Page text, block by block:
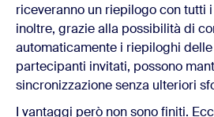
riceveranno un riepilogo con tutti
inoltre, grazie alla possibilità di
automaticamente i riepiloghi
partecipanti invitati, possono
sincronizzazione senza ulteriori
I vantaggi però non sono finiti.